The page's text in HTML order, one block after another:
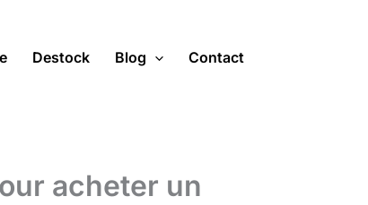
Destock Blog Contact
acheter un